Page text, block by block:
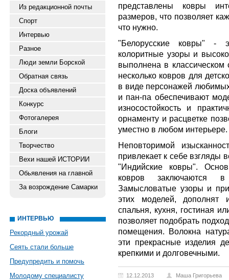
Из редакционной почты
Спорт
Интервью
Разное
Люди земли Борской
Обратная связь
Доска объявлений
Конкурс
Фотогалерея
Блоги
Творчество
Вехи нашей ИСТОРИИ
Обьявления на главной
За возрождение Самарки
ИНТЕРВЬЮ
Рекордный урожай
Сеять стали больше
Предупредить и помочь
Молодому специалисту
представлены ковры
размеров, что позволяет
что нужно.
"Белорусские ковры" -
колоритные узоры и
выполнена в классическом
несколько ковров для
в виде персонажей
и пан-па обеспечивают
износостойкость и
орнаменту и расцветке
уместно в любом интерьере.
Неповторимой
привлекает к себе взгляды
"Индийские ковры".
ковров заключаются
Замысловатые узоры и
этих моделей, дополнят
спальня, кухня, гостиная
позволяет подобрать
помещения. Волокна
эти прекрасные изделия
крепкими и долговечными.
12.12.2013 Маша Григорьева